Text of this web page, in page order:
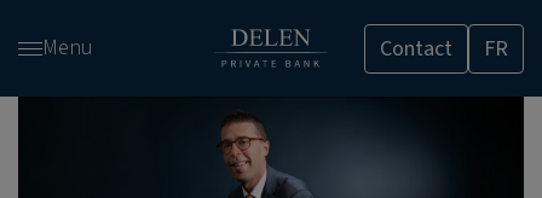
Menu Contact FR